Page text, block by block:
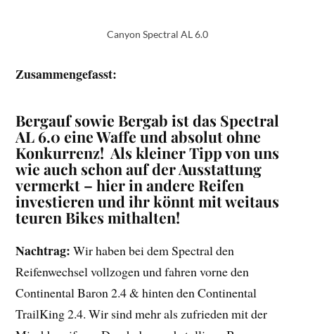
Canyon Spectral AL 6.0
Zusammengefasst:
Bergauf sowie Bergab ist das Spectral
AL 6.0 eine Waffe und absolut ohne
Konkurrenz! Als kleiner Tipp von uns
wie auch schon auf der Ausstattung
vermerkt – hier in andere Reifen
investieren und ihr könnt mit weitaus
teuren Bikes mithalten!
Nachtrag: Wir haben bei dem Spectral den
Reifenwechsel vollzogen und fahren vorne den
Continental Baron 2.4 & hinten den Continental
TrailKing 2.4. Wir sind mehr als zufrieden mit der